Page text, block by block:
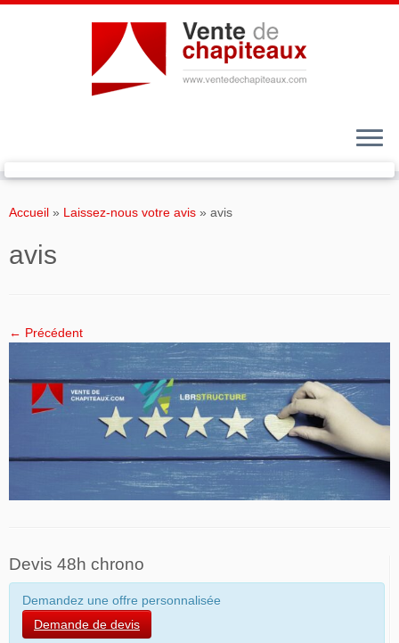
auAccueil » Laissez-nous votre avis » avis
avis
← Précédent
Devis 48h chrono
Demandez une offre personnalisée
Demande de devis